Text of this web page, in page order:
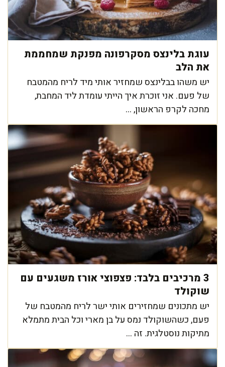
עוגת בלינצס מסקרפונה מפנקת שמחממת
את הלב
יש משהו בבלינצס שמחזיר אותי מיד לריח מהמטבח
של פעם. אני זוכרת איך הייתי עומדת ליד המחבת,
מחכה לקרפ הראשון, ...
3 מרכיבים בלבד: פצפוצי אורז משגעים עם
שוקולד
יש מתכונים שמחזירים אותי ישר לריח מהמטבח של
פעם, כשהשוקולד נמס על בן מארי וכל הבית מתמלא
מתיקות נוסטלגית. זה ...